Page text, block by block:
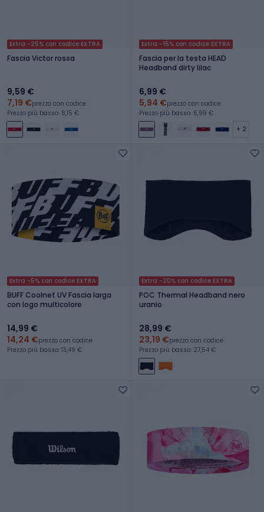
Extra -25% con codice EXTRA
Fascia Victor rossa
9,59 €
7,19 €prezzo con codice
Prezzo più basso: 8,15 €
Extra -15% con codice EXTRA
Fascia per la testa HEAD
Headband dirty lilac
6,99 €
5,94 €prezzo con codice
Prezzo più basso: 6,99 €
+ 2
Extra -5% con codice EXTRA
BUFF Coolnet UV Fascia larga
con logo multicolore
14,99 €
14,24 €prezzo con codice
Prezzo più basso: 13,49 €
Extra -20% con codice EXTRA
POC Thermal Headband nero
uranio
28,99 €
23,19 €prezzo con codice
Prezzo più basso: 27,54 €